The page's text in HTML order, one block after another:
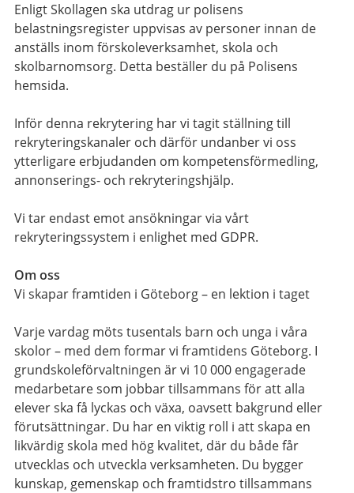
Enligt Skollagen ska utdrag ur polisens
belastningsregister uppvisas av personer innan de
anställs inom förskoleverksamhet, skola och
skolbarnomsorg. Detta beställer du på Polisens
hemsida.
Inför denna rekrytering har vi tagit ställning till
rekryteringskanaler och därför undanber vi oss
ytterligare erbjudanden om kompetensförmedling,
annonserings- och rekryteringshjälp.
Vi tar endast emot ansökningar via vårt
rekryteringssystem i enlighet med GDPR.
Om oss
Vi skapar framtiden i Göteborg – en lektion i taget
Varje vardag möts tusentals barn och unga i våra
skolor – med dem formar vi framtidens Göteborg. I
grundskoleförvaltningen är vi 10 000 engagerade
medarbetare som jobbar tillsammans för att alla
elever ska få lyckas och växa, oavsett bakgrund eller
förutsättningar. Du har en viktig roll i att skapa en
likvärdig skola med hög kvalitet, där du både får
utvecklas och utveckla verksamheten. Du bygger
kunskap, gemenskap och framtidstro tillsammans